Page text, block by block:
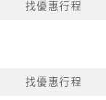
找優惠行程
找優惠行程